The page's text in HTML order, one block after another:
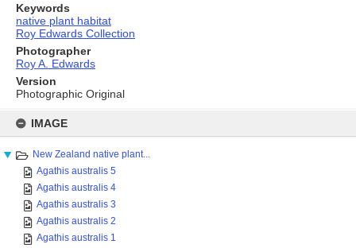
content
IMAGE
New Zealand native plant...
Agathis australis 5
Agathis australis 4
Agathis australis 3
Agathis australis 2
Agathis australis 1
Keywords
native plant habitat
Roy Edwards Collection
Photographer
Roy A. Edwards
Version
Photographic Original